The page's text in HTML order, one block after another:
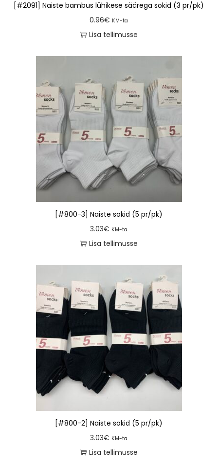
[#2091] Naiste bambus lühikese säärega sokid (3 pr/pk)
0.96€ KM-ta
Lisa tellimusse
[#800-3] Naiste sokid (5 pr/pk)
3.03€ KM-ta
Lisa tellimusse
[#800-2] Naiste sokid (5 pr/pk)
3.03€ KM-ta
Lisa tellimusse